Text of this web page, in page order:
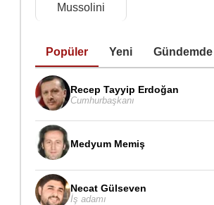
Mussolini
Popüler Yeni Gündemde
Recep Tayyip Erdoğan
Cumhurbaşkanı
Medyum Memiş
Necat Gülseven
İş adamı